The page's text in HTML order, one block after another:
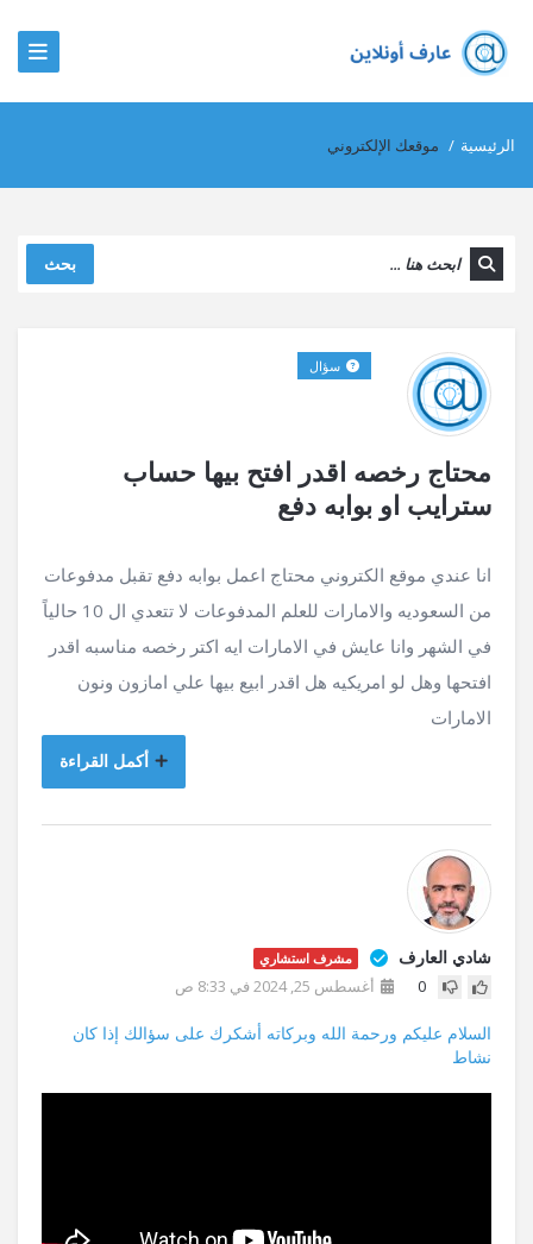
الرئيسية / موقعك الإلكتروني
بحث
محتاج رخصه اقدر افتح بيها حساب
سترايب او بوابه دفع
سؤال
انا عندي موقع الكتروني محتاج اعمل بوابه دفع تقبل مدفوعات
من السعوديه والامارات للعلم المدفوعات لا تتعدي ال 10 حالياً
في الشهر وانا عايش في الامارات ايه اكتر رخصه مناسبه اقدر
افتحها وهل لو امريكيه هل اقدر ابيع بيها علي امازون ونون
الامارات
أكمل القراءة
شادي العارف مشرف استشاري
0 أغسطس 25, 2024 في 8:33 ص
السلام عليكم ورحمة الله وبركاته أشكرك على سؤالك إذا كان
نشاط